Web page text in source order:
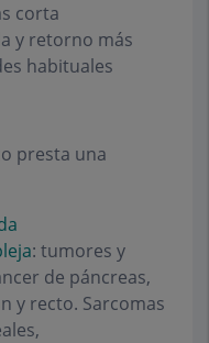
corta
y retorno más
habituales
presta una
: tumores y
de páncreas,
y recto. Sarcomas